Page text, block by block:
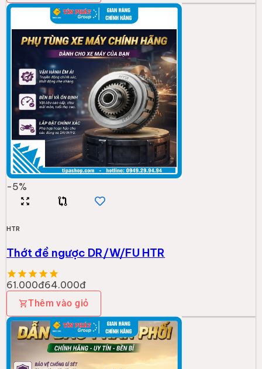
-5%
HTR
Thớt đề ngược DR/W/FU HTR
61.000đ64.000đ
Thêm vào giỏ